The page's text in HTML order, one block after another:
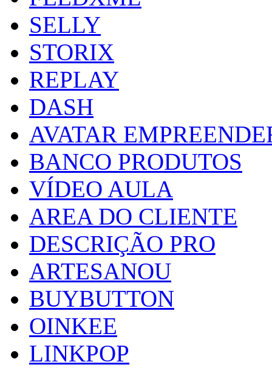
SELLY
STORIX
REPLAY
DASH
AVATAR
BANCO PRODUTOS
VÍDEO AULA
AREA DO CLIENTE
DESCRIÇÃO PRO
ARTESANOU
BUYBUTTON
OINKEE
LINKPOP